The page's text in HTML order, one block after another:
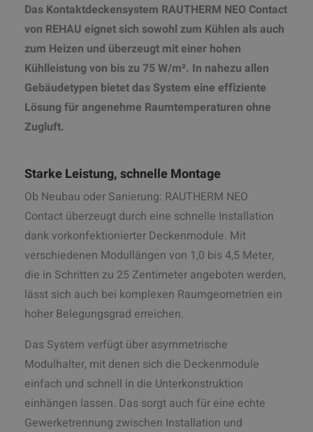
Das Kontaktdeckensystem RAUTHERM NEO Contact
von REHAU eignet sich sowohl zum Kühlen als auch
zum Heizen und überzeugt mit einer hohen
Kühlleistung von bis zu 75 W/m². In nahezu allen
Gebäudetypen bietet das System eine effiziente
Lösung für angenehme Raumtemperaturen ohne
Zugluft.
Starke Leistung, schnelle Montage
Ob Neubau oder Sanierung: RAUTHERM NEO
Contact überzeugt durch eine schnelle Installation
dank vorkonfektionierter Deckenmodule. Mit
verschiedenen Modullängen von 1,0 bis 4,5 Meter,
die in Schritten zu 25 Zentimeter angeboten werden,
lässt sich auch bei komplexen Raumgeometrien ein
hoher Belegungsgrad erreichen.
Das System verfügt über asymmetrische
Modulhalter, mit denen sich die Deckenmodule
einfach und schnell in die Unterkonstruktion
einhängen lassen. Das sorgt auch für eine echte
Gewerketrennung zwischen Installation und